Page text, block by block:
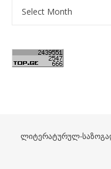
ლიტერატურულ-